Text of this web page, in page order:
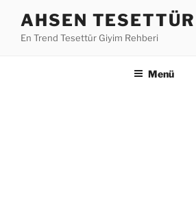
AHSEN TESETTÜR
En Trend Tesettür Giyim Rehberi
Menü